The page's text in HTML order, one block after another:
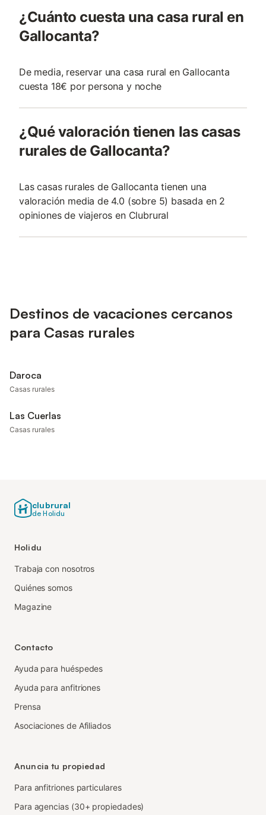
¿Cuánto cuesta una casa rural en
Gallocanta?
De media, reservar una casa rural en Gallocanta
cuesta 18€ por persona y noche
¿Qué valoración tienen las casas
rurales de Gallocanta?
Las casas rurales de Gallocanta tienen una
valoración media de 4.0 (sobre 5) basada en 2
opiniones de viajeros en Clubrural
Destinos de vacaciones cercanos
para Casas rurales
Daroca
Casas rurales
Las Cuerlas
Casas rurales
clubrural
de Holidu
Holidu
Trabaja con nosotros
Quiénes somos
Magazine
Contacto
Ayuda para huéspedes
Ayuda para anfitriones
Prensa
Asociaciones de Afiliados
Anuncia tu propiedad
Para anfitriones particulares
Para agencias (30+ propiedades)